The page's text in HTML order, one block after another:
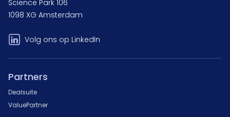
Science Park 106
1098 XG Amsterdam
Volg ons op LinkedIn
Partners
Dealsuite
ValuePartner